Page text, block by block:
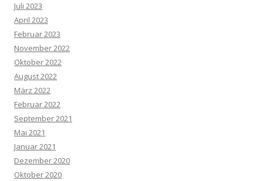
Juli 2023
April 2023
Februar 2023
November 2022
Oktober 2022
August 2022
März 2022
Februar 2022
September 2021
Mai 2021
Januar 2021
Dezember 2020
Oktober 2020